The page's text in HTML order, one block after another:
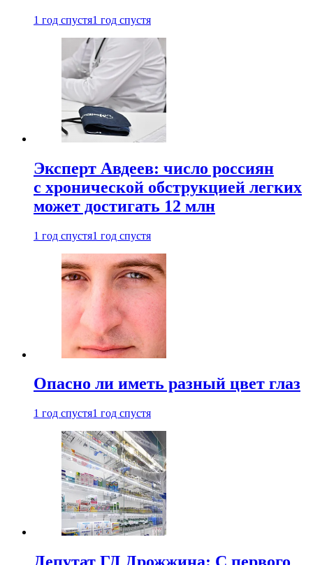
1 год спустя1 год спустя
Эксперт Авдеев: число россиян
с хронической обструкцией легких
может достигать 12 млн
1 год спустя1 год спустя
Опасно ли иметь разный цвет глаз
1 год спустя1 год спустя